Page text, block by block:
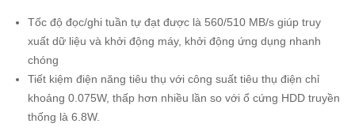
Tốc độ đọc/ghi tuần tự đạt được là 560/510 MB/s giúp truy
xuất dữ liệu và khởi động máy, khởi động ứng dụng nhanh
chóng
Tiết kiệm điện năng tiêu thụ với công suất tiêu thụ điện chỉ
khoảng 0.075W, thấp hơn nhiều lần so với ổ cứng HDD truyền
thống là 6.8W.